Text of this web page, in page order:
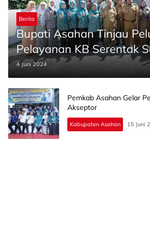
Berita
Bupati Asahan Tinjau
Pelayanan KB Serentak
Akseptor di Puskesmas
4 Juni 2024
Pemkab Asahan Gelar
Akseptor
Kabupaten Asahan 15 Juni